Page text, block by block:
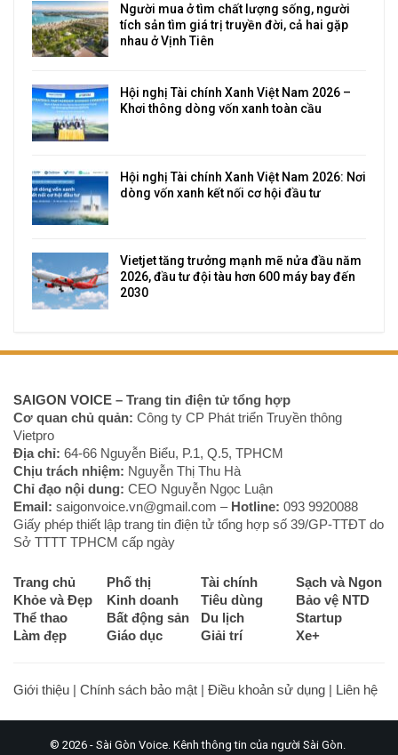
Người mua ở tìm chất lượng sống, người
tích sản tìm giá trị truyền đời, cả hai gặp
nhau ở Vịnh Tiên
Hội nghị Tài chính Xanh Việt Nam 2026 –
Khơi thông dòng vốn xanh toàn cầu
Hội nghị Tài chính Xanh Việt Nam 2026: Nơi
dòng vốn xanh kết nối cơ hội đầu tư
Vietjet tăng trưởng mạnh mẽ nửa đầu năm
2026, đầu tư đội tàu hơn 600 máy bay đến
2030
SAIGON VOICE – Trang tin điện tử tổng hợp
Cơ quan chủ quản: Công ty CP Phát triển Truyền thông
Vietpro
Địa chỉ: 64-66 Nguyễn Biểu, P.1, Q.5, TPHCM
Chịu trách nhiệm: Nguyễn Thị Thu Hà
Chỉ đạo nội dung: CEO Nguyễn Ngọc Luận
Email: saigonvoice.vn@gmail.com – Hotline: 093 9920088‬
Giấy phép thiết lập trang tin điện tử tổng hợp số 39/GP-TTĐT do
Sở TTTT TPHCM cấp ngày
Trang chủ Phố thị Tài chính
Sạch và Ngon
Khỏe và Đẹp
Kinh doanh Tiêu dùng
Bảo vệ NTD
Thể thao
Bất động sản Du lịch
Startup
Làm đẹp
Giáo dục Giải trí Xe+
Giới thiệu | Chính sách bảo mật | Điều khoản sử dụng | Liên hệ
© 2026 - Sài Gòn Voice. Kênh thông tin của người Sài Gòn.